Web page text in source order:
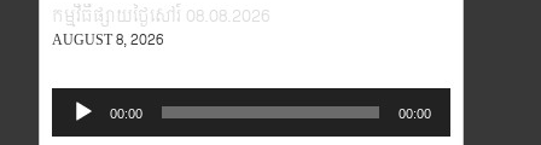
កម្មវិធីផ្សាយថ្ងៃសៅរ៍ 08.08.2026
AUGUST 8, 2026
Audio
Player
00:00 00:00